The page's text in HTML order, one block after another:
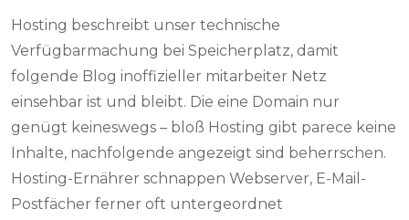
Hosting beschreibt unser technische
Verfügbarmachung bei Speicherplatz, damit
folgende Blog inoffizieller mitarbeiter Netz
einsehbar ist und bleibt. Die eine Domain nur
genügt keineswegs – bloß Hosting gibt parece keine
Inhalte, nachfolgende angezeigt sind beherrschen.
Hosting-Ernährer schnappen Webserver, E-Mail-
Postfächer ferner oft untergeordnet